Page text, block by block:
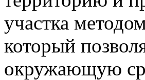
участка
который
окружающую